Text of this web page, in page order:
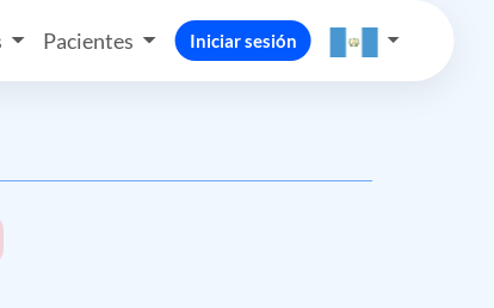
Pacientes Iniciar sesión